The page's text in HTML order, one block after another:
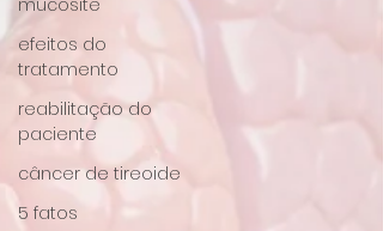
mucosite
efeitos do
tratamento
reabilitação do
paciente
câncer de tireoide
5 fatos